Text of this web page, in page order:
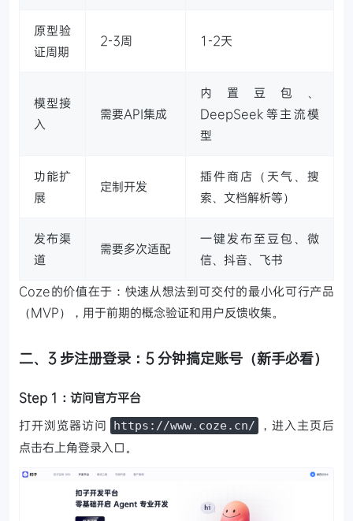
原型验
证周期
2-3周 1-2天
模型接
入
需要API集成
内置豆包、
DeepSeek等主流模
型
功能扩
展
定制开发
插件商店（天气、搜
索、文档解析等）
发布渠
道
需要多次适配
一键发布至豆包、微
信、抖音、飞书
Coze的价值在于：快速从想法到可交付的最小化可行产品
（MVP），用于前期的概念验证和用户反馈收集。
二、3 步注册登录：5 分钟搞定账号（新手必看）
Step 1：访问官方平台
打开浏览器访问
https://www.coze.cn/
，进入主页后
点击右上角登录入口。